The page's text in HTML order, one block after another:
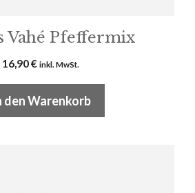
Vahé Pfeffermix
16,90€ inkl. MwSt.
den Warenkorb